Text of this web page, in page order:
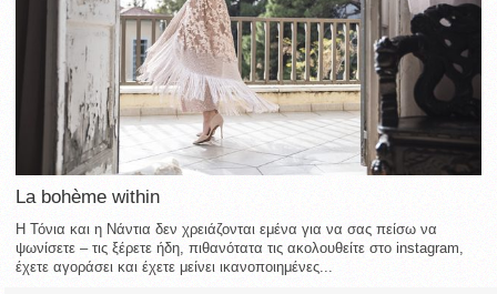
La bohème within
Η Τόνια και η Νάντια δεν χρειάζονται εμένα για να σας πείσω να
ψωνίσετε – τις ξέρετε ήδη, πιθανότατα τις ακολουθείτε στο instagram,
έχετε αγοράσει και έχετε μείνει ικανοποιημένες...